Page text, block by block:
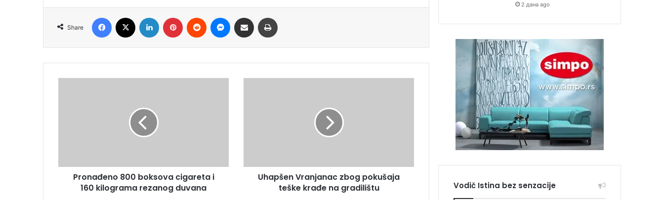
Share
Facebook LinkedIn Pinterest Reddit Messenger
Share via Email
Pronađeno 800 boksova cigareta i
160 kilograma rezanog duvana
Uhapšen Vranjanac zbog pokušaja
teške krađe na gradilištu
2 дана ago
Vodič Istina bez senzacije